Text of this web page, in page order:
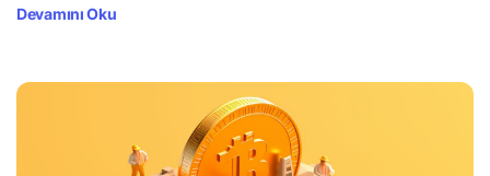
Devamını Oku